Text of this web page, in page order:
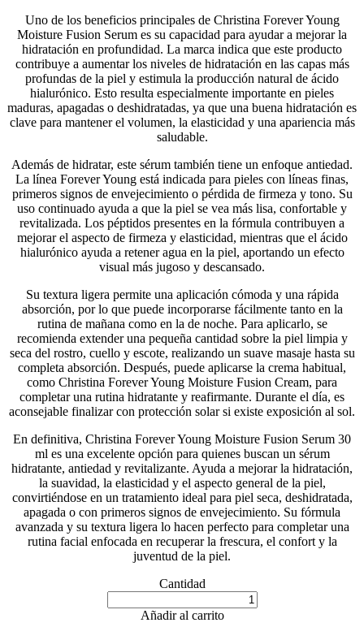
Uno de los beneficios principales de Christina Forever Young
Moisture Fusion Serum es su capacidad para ayudar a mejorar la
hidratación en profundidad. La marca indica que este producto
contribuye a aumentar los niveles de hidratación en las capas más
profundas de la piel y estimula la producción natural de ácido
hialurónico. Esto resulta especialmente importante en pieles
maduras, apagadas o deshidratadas, ya que una buena hidratación es
clave para mantener el volumen, la elasticidad y una apariencia más
saludable.
Además de hidratar, este sérum también tiene un enfoque antiedad.
La línea Forever Young está indicada para pieles con líneas finas,
primeros signos de envejecimiento o pérdida de firmeza y tono. Su
uso continuado ayuda a que la piel se vea más lisa, confortable y
revitalizada. Los péptidos presentes en la fórmula contribuyen a
mejorar el aspecto de firmeza y elasticidad, mientras que el ácido
hialurónico ayuda a retener agua en la piel, aportando un efecto
visual más jugoso y descansado.
Su textura ligera permite una aplicación cómoda y una rápida
absorción, por lo que puede incorporarse fácilmente tanto en la
rutina de mañana como en la de noche. Para aplicarlo, se
recomienda extender una pequeña cantidad sobre la piel limpia y
seca del rostro, cuello y escote, realizando un suave masaje hasta su
completa absorción. Después, puede aplicarse la crema habitual,
como Christina Forever Young Moisture Fusion Cream, para
completar una rutina hidratante y reafirmante. Durante el día, es
aconsejable finalizar con protección solar si existe exposición al sol.
En definitiva, Christina Forever Young Moisture Fusion Serum 30
ml es una excelente opción para quienes buscan un sérum
hidratante, antiedad y revitalizante. Ayuda a mejorar la hidratación,
la suavidad, la elasticidad y el aspecto general de la piel,
convirtiéndose en un tratamiento ideal para piel seca, deshidratada,
apagada o con primeros signos de envejecimiento. Su fórmula
avanzada y su textura ligera lo hacen perfecto para completar una
rutina facial enfocada en recuperar la frescura, el confort y la
juventud de la piel.
Cantidad
Añadir al carrito